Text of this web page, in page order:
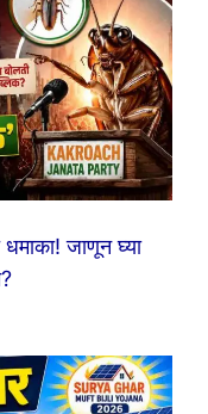
जाणून घ्या